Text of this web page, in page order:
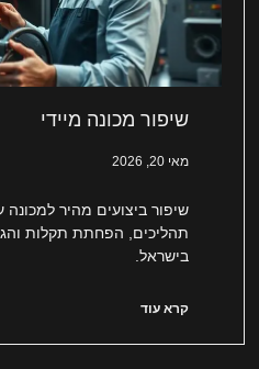
שיפור מכונה מיידי
מאי 20, 2026
שיפור ביצועים מהיר
תהליכים, הפחתת תקלות
בישראל.
קרא עוד